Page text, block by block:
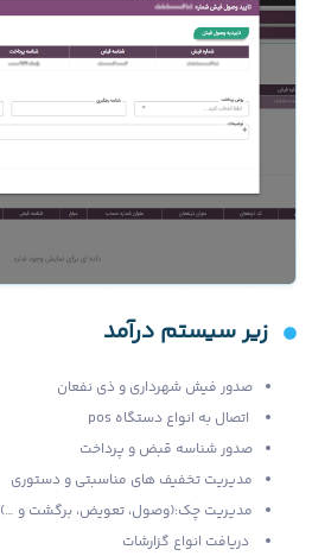
زیر سیستم درآمد
صدور فیش شهرداری و ذی نفعان
اتصال به انواع دستگاه pos
صدور شناسه قبض و پرداخت
مدیریت تخفیف های مناسبتی و دستوری
مدیریت چک:(وصول، تعویض، برگشت و …)
دریافت انواع گزارشات